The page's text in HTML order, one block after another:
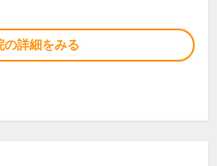
の詳細をみる